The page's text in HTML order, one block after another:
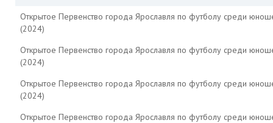
Открытое Первенство города Ярославля по футболу среди
(2024)
Открытое Первенство города Ярославля по футболу среди
(2024)
Открытое Первенство города Ярославля по футболу среди
(2024)
Открытое Первенство города Ярославля по футболу среди